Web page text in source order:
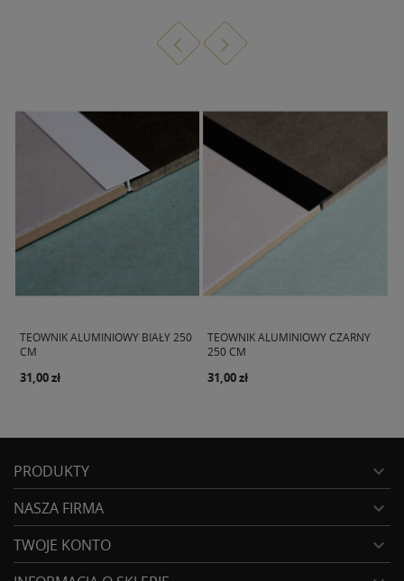
TEOWNIK ALUMINIOWY CZARNY
250 CM
31,00 zł
ZASUWA BURZOWA FI 50 / ZAWÓR
ZWROTNY...
58,99 zł
PRODUKTY 
NASZA FIRMA 
TWOJE KONTO 